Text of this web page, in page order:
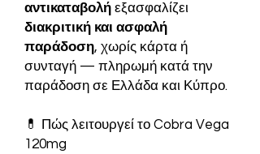
αντικαταβολή εξασφαλίζει
διακριτική και ασφαλή
παράδοση, χωρίς κάρτα ή
συνταγή — πληρωμή κατά την
παράδοση σε Ελλάδα και Κύπρο.
💊 Πώς λειτουργεί το Cobra Vega
120mg